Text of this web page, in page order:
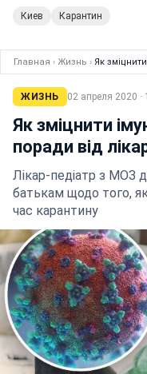
Киев Карантин
Главная › Жизнь › Як
ЖИЗНЬ 02 апреля 2020 ·
Як зміцнити
поради від
Лікар-педіатр з МОЗ
батькам щодо того, як
час карантину